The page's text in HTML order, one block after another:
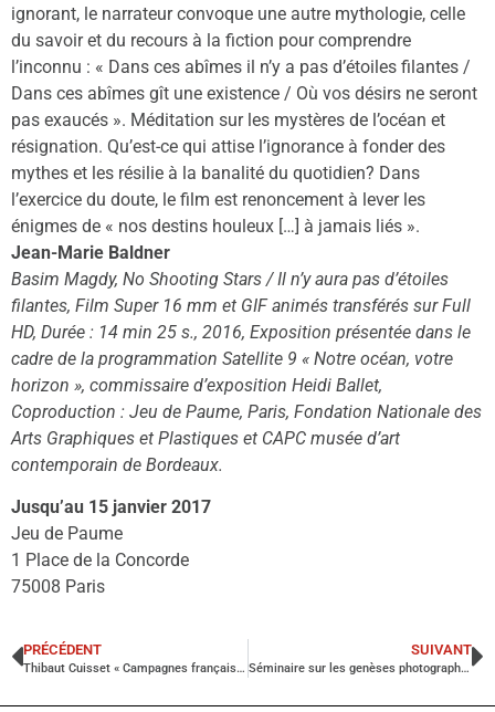
ignorant, le narrateur convoque une autre mythologie, celle
du savoir et du recours à la fiction pour comprendre
l’inconnu : « Dans ces abîmes il n’y a pas d’étoiles filantes /
Dans ces abîmes gît une existence / Où vos désirs ne seront
pas exaucés ». Méditation sur les mystères de l’océan et
résignation. Qu’est-ce qui attise l’ignorance à fonder des
mythes et les résilie à la banalité du quotidien? Dans
l’exercice du doute, le film est renoncement à lever les
énigmes de « nos destins houleux […] à jamais liés ».
Jean-Marie Baldner
Basim Magdy, No Shooting Stars / Il n’y aura pas d’étoiles
filantes, Film Super 16 mm et GIF animés transférés sur Full
HD, Durée : 14 min 25 s., 2016, Exposition présentée dans le
cadre de la programmation Satellite 9 « Notre océan, votre
horizon », commissaire d’exposition Heidi Ballet,
Coproduction : Jeu de Paume, Paris, Fondation Nationale des
Arts Graphiques et Plastiques et CAPC musée d’art
contemporain de Bordeaux.
Jusqu’au 15 janvier 2017
Jeu de Paume
1 Place de la Concorde
75008 Paris
PRÉCÉDENT
Thibaut Cuisset « Campagnes françaises » Fondation Fernet Branca, Alsace
SUIVANT
Séminaire sur les genèses photographiques, Ecole normale supérieure, Paris